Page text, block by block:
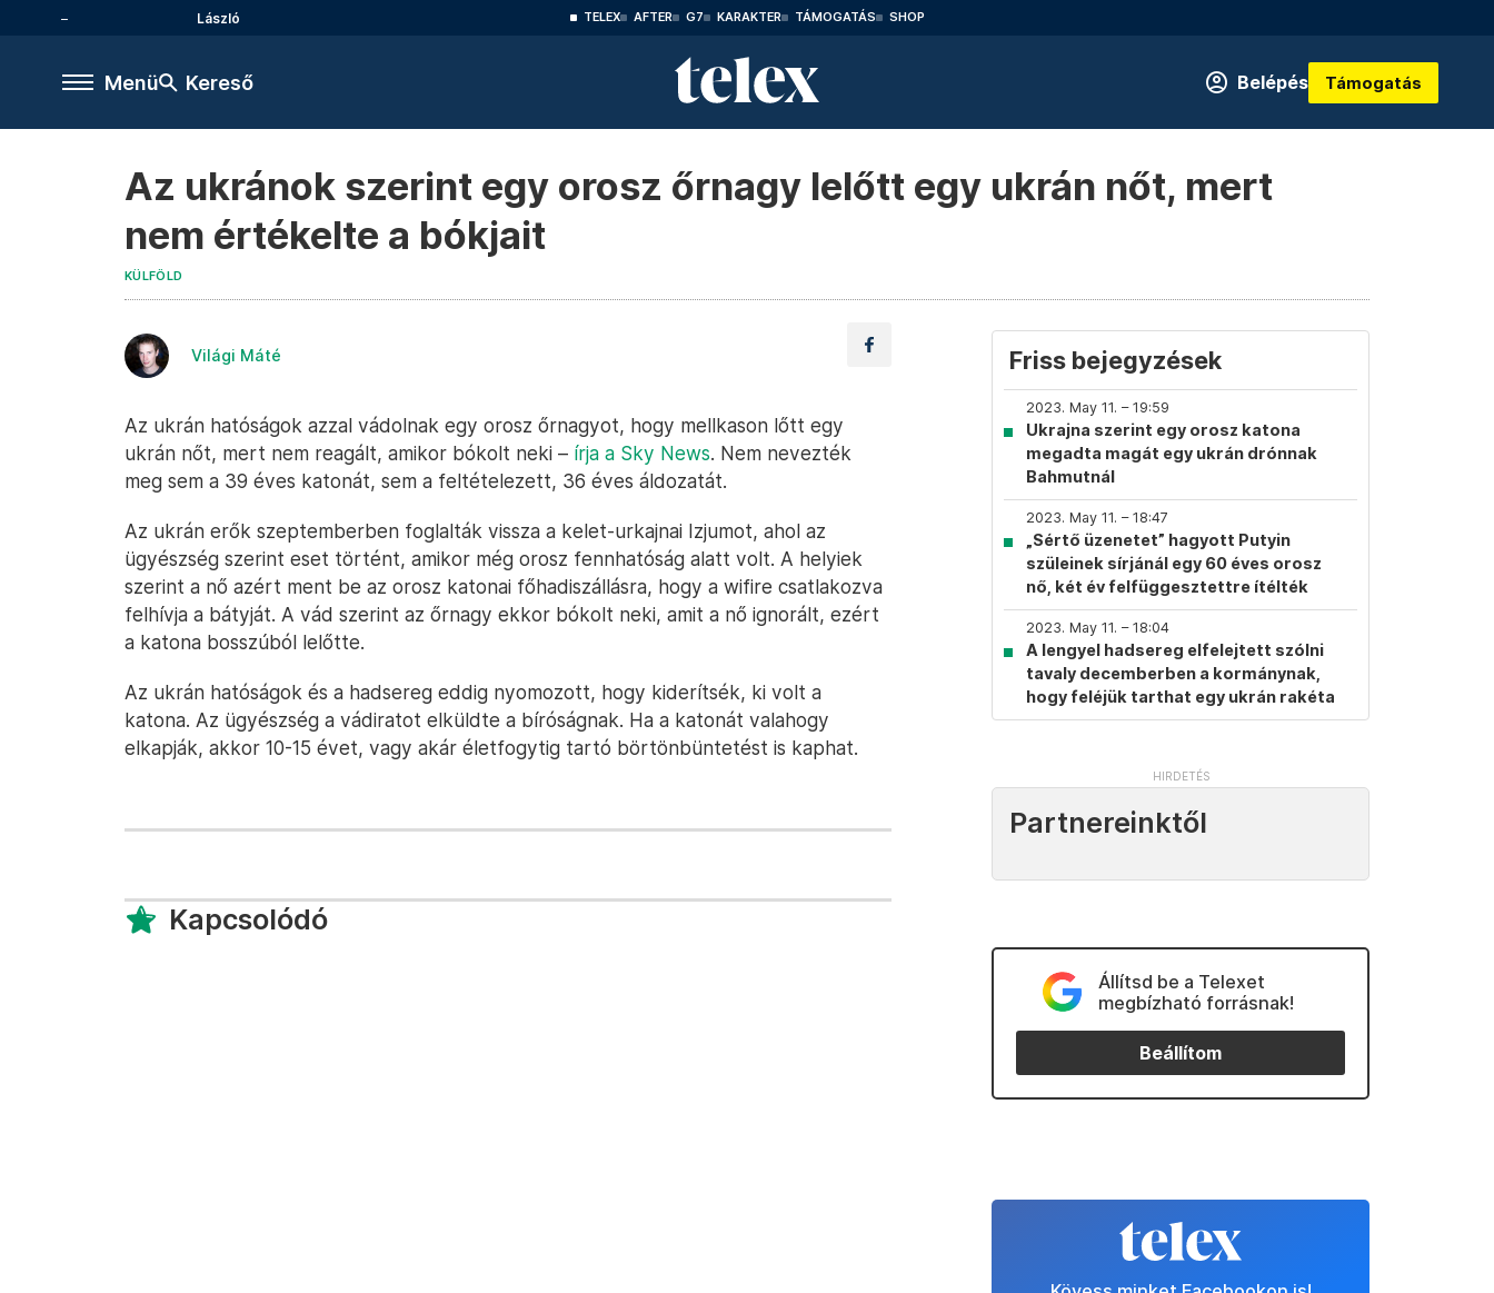
László TELEX AFTER G7 KARAKTER TÁMOGATÁS SHOP
Menü Kereső Belépés Támogatás
Az ukránok szerint egy orosz őrnagy lelőtt egy ukrán nőt, mert
nem értékelte a bókjait
KÜLFÖLD
Világi Máté
Az ukrán hatóságok azzal vádolnak egy orosz őrnagyot, hogy mellkason lőtt egy
ukrán nőt, mert nem reagált, amikor bókolt neki – írja a Sky News. Nem nevezték
meg sem a 39 éves katonát, sem a feltételezett, 36 éves áldozatát.
Az ukrán erők szeptemberben foglalták vissza a kelet-urkajnai Izjumot, ahol az
ügyészség szerint eset történt, amikor még orosz fennhatóság alatt volt. A helyiek
szerint a nő azért ment be az orosz katonai főhadiszállásra, hogy a wifire csatlakozva
felhívja a bátyját. A vád szerint az őrnagy ekkor bókolt neki, amit a nő ignorált, ezért
a katona bosszúból lelőtte.
Az ukrán hatóságok és a hadsereg eddig nyomozott, hogy kiderítsék, ki volt a
katona. Az ügyészség a vádiratot elküldte a bíróságnak. Ha a katonát valahogy
elkapják, akkor 10-15 évet, vagy akár életfogytig tartó börtönbüntetést is kaphat.
Kapcsolódó
Friss bejegyzések
2023. May 11. – 19:59
Ukrajna szerint egy orosz katona
megadta magát egy ukrán drónnak
Bahmutnál
2023. May 11. – 18:47
„Sértő üzenetet” hagyott Putyin
szüleinek sírjánál egy 60 éves orosz
nő, két év felfüggesztettre ítélték
2023. May 11. – 18:04
A lengyel hadsereg elfelejtett szólni
tavaly decemberben a kormánynak,
hogy feléjük tarthat egy ukrán rakéta
Partnereinktől
Állítsd be a Telexet
megbízható forrásnak!
Beállítom